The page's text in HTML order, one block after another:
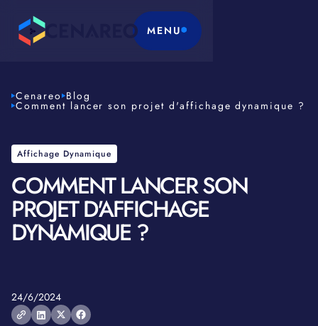
MENU
Cenareo Blog
Comment lancer son projet d'affichage dynamique ?
Affichage Dynamique
COMMENT LANCER SON
PROJET D'AFFICHAGE
DYNAMIQUE ?
24/6/2024